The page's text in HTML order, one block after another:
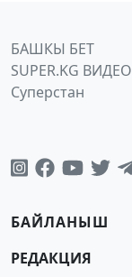
БАШКЫ БЕТ
SUPER.KG ВИДЕО
Суперстан
БАЙЛАНЫШ
РЕДАКЦИЯ